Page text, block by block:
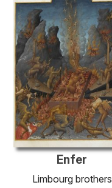
Enfer
Limbourg brothers